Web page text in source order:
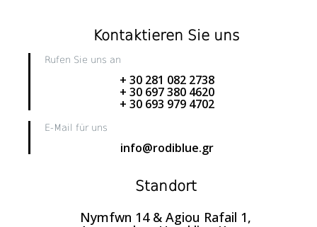
Kontaktieren Sie uns
Rufen Sie uns an
+ 30 281 082 2738
+ 30 697 380 4620
+ 30 693 979 4702
E-Mail für uns
info@rodiblue.gr
Standort
Nymfwn 14 & Agiou Rafail 1,